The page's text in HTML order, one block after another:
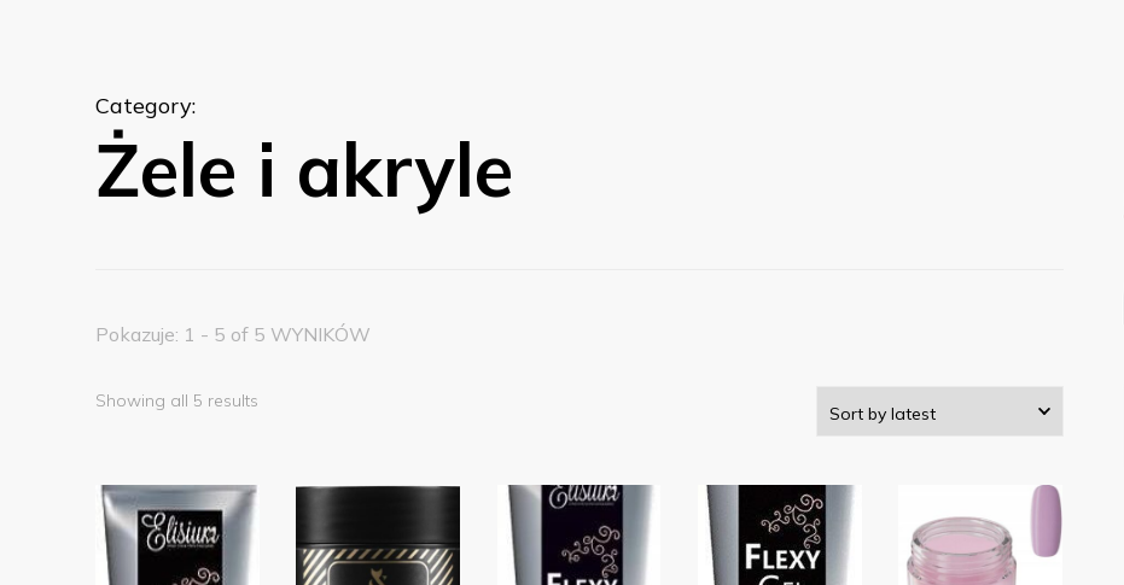
Category:
Żele i akryle
Pokazuje: 1 - 5 of 5 WYNIKÓW
Showing all 5 results